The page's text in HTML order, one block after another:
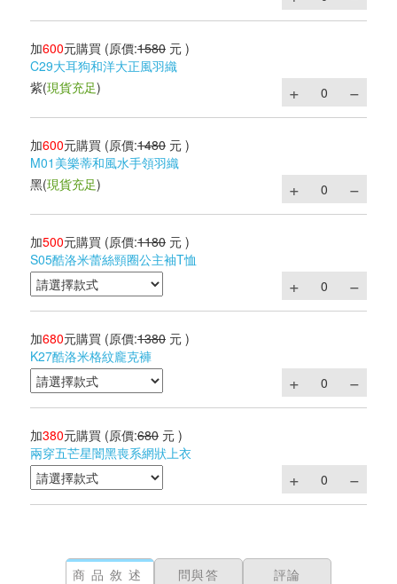
加600元購買 (原價:1580 元 )
C29大耳狗和洋大正風羽織
紫(現貨充足)
加600元購買 (原價:1480 元 )
M01美樂蒂和風水手領羽織
黑(現貨充足)
加500元購買 (原價:1180 元 )
S05酷洛米蕾絲頸圈公主袖T恤
加680元購買 (原價:1380 元 )
K27酷洛米格紋龐克褲
加380元購買 (原價:680 元 )
兩穿五芒星闇黑喪系網狀上衣
商品敘述 問與答 評論